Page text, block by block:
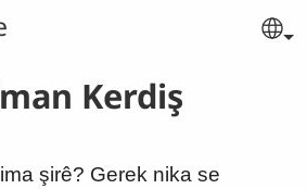
Kerdiş
şirê? Gerek nika se